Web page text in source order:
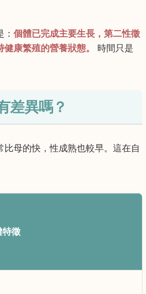
個體已完成主要生長，第二性徵
康繁殖的營養狀態。
時間只是
差異嗎？
母的快，性成熟也較早。這在自
特徵